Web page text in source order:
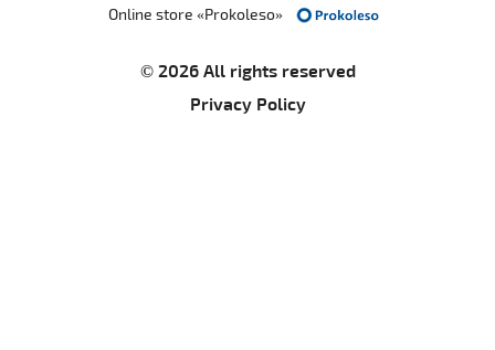
Online store «Prokoleso»
© 2026 All rights reserved
Privacy Policy